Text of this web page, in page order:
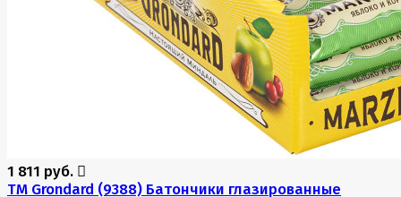
1 811 руб.
TM Grondard (9388) Батончики глазированные